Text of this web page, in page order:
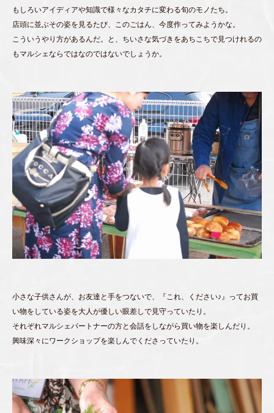
もしろいアイディアや知識で様々なカタチに変わる旬のモノたち。
店頭に並ぶその姿を見るたび、このごはん、今度作ってみようかな。
こういうやり方があるんだ。と、ちいさな気づきをあちこちで見つけれるの
もマルシェならではなのではないでしょうか。
小さな子供さんが、お友達と手をつないで、『これ、ください♪』ってお買
い物をしている姿を大人が優しい眼差しで見守っていたり。
それぞれマルシェパートナーの方と会話をしながら買い物を楽しんだり。
興味深々にワークショップを楽しんでくださっていたり。